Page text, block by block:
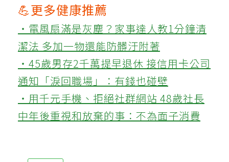
💪更多健康推薦
‧電風扇滿是灰塵？家事達人教1分鐘清
潔法 多加一物還能防髒汙附著
‧45歲男存2千萬提早退休 接信用卡公司
通知「淚回職場」：有錢也碰壁
‧用千元手機、拒絕社群網站 48歲社長
中年後重視和放棄的事：不為面子消費